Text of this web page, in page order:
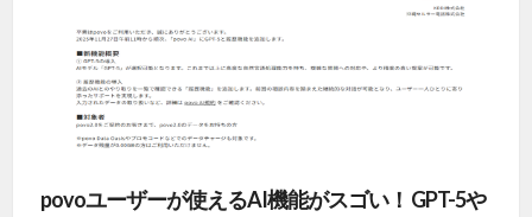
povoユーザーが使えるAI機能がスゴい！ GPT-5や